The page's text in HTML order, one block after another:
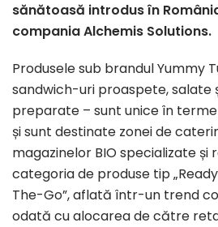
sănătoasă introdus în
compania Alchemis Solutions.
Produsele sub brandul Yummy
sandwich-uri proaspete, salate
preparate – sunt unice în
și sunt destinate zonei de
magazinelor BIO specializate și
categoria de produse tip
The-Go”, aflată într-un trend
odată cu alocarea de către